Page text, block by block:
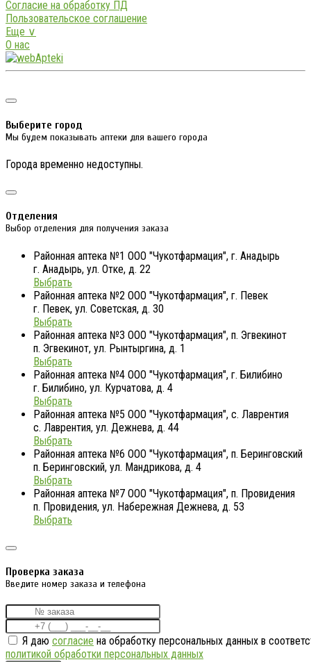
Согласие на обработку ПД
Пользовательское соглашение
Еще ∨
О нас
Выберите город
Мы будем показывать аптеки для вашего города
Города временно недоступны.
Отделения
Выбор отделения для получения заказа
Районная аптека №1 ООО "Чукотфармация", г. Анадырь
г. Анадырь, ул. Отке, д. 22
Выбрать
Районная аптека №2 ООО "Чукотфармация", г. Певек
г. Певек, ул. Советская, д. 30
Выбрать
Районная аптека №3 ООО "Чукотфармация", п. Эгвекинот
п. Эгвекинот, ул. Рынтыргина, д. 1
Выбрать
Районная аптека №4 ООО "Чукотфармация", г. Билибино
г. Билибино, ул. Курчатова, д. 4
Выбрать
Районная аптека №5 ООО "Чукотфармация", с. Лаврентия
с. Лаврентия, ул. Дежнева, д. 44
Выбрать
Районная аптека №6 ООО "Чукотфармация", п. Беринговский
п. Беринговский, ул. Мандрикова, д. 4
Выбрать
Районная аптека №7 ООО "Чукотфармация", п. Провидения
п. Провидения, ул. Набережная Дежнева, д. 53
Выбрать
Проверка заказа
Введите номер заказа и телефона
Я даю согласие на обработку персональных данных в
политикой обработки персональных данных